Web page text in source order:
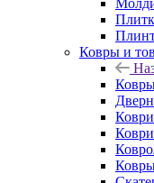
Ковры и